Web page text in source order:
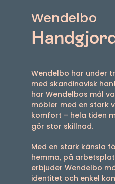
Wendelbo
Wendelbo har under
med skandinavisk
har Wendelbos mål
möbler med en stark
komfort – hela tiden
gör stor skillnad.
Med en stark känsla
hemma, på
erbjuder Wendelbo
identitet och enkel